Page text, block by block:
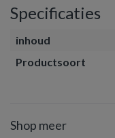
Specificaties
inhoud
Productsoort
Shop meer